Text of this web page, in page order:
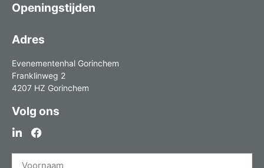
Openingstijden
Adres
Evenementenhal Gorinchem
Franklinweg 2
4207 HZ Gorinchem
Volg ons